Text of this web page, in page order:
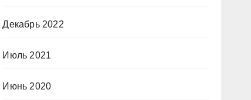
Декабрь 2022
Июль 2021
Июнь 2020